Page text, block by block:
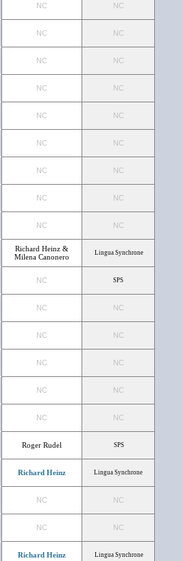
NC NC
NC NC
NC NC
NC NC
NC NC
NC NC
NC NC
NC NC
NC NC
Richard Heinz &
Milena Canonero
Lingua Synchrone
NC SPS
NC NC
NC NC
NC NC
NC NC
NC NC
Roger Rudel SPS
Richard Heinz Lingua Synchrone
NC NC
NC NC
Richard Heinz Lingua Synchrone